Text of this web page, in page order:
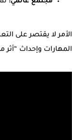
الأمر لا يقتصر على
المهارات وإحداث